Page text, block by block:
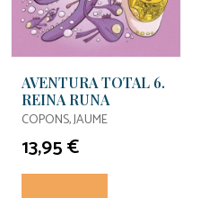
AVENTURA TOTAL 6.
REINA RUNA
COPONS, JAUME
13,95 €